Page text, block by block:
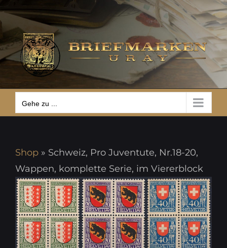
Zum
Inhalt
springen
Gehe zu ...
Gehe zu ...
Shop » Schweiz, Pro Juventute, Nr.18-20,
Wappen, komplette Serie, im Viererblock